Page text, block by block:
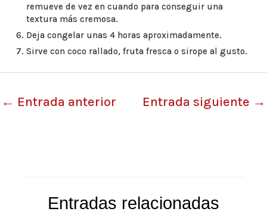
remueve de vez en cuando para conseguir una
textura más cremosa.
Deja congelar unas 4 horas aproximadamente.
Sirve con coco rallado, fruta fresca o sirope al gusto.
← Entrada anterior Entrada siguiente →
Entradas relacionadas